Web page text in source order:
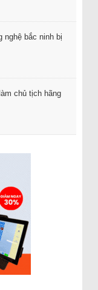
nghệ bắc ninh bị
chủ tịch hãng